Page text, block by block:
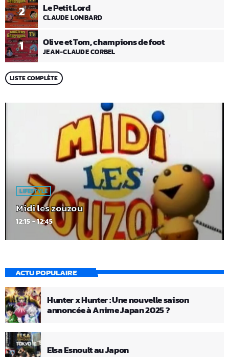
1 Olive et Tom, champions de foot
JEAN-CLAUDE CORBEL
2 Le Petit Lord
CLAUDE LOMBARD
LISTE COMPLÈTE
LIFESTYLE
Midi les zouzou
12:15 - 12:45
ACTU POPULAIRE
Hunter x Hunter : Une nouvelle saison
annoncée à Anime Japan 2025 ?
Elsa Esnoult au Japon